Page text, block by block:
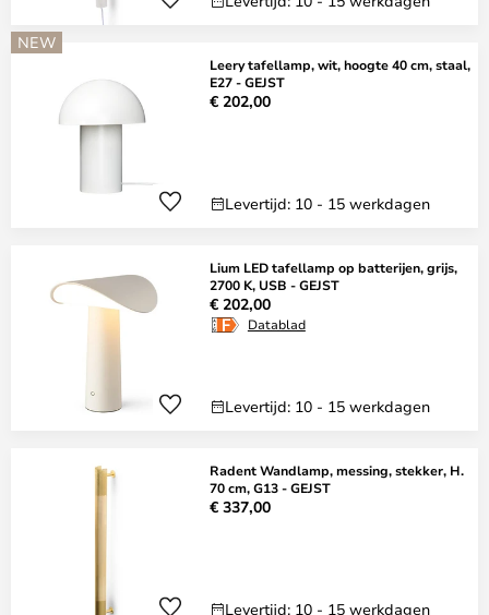
NEW
Leery tafellamp, wit, hoogte 40 cm, staal,
E27 - GEJST
€ 202,00
Levertijd: 10 - 15 werkdagen
Lium LED tafellamp op batterijen, grijs,
2700 K, USB - GEJST
€ 202,00
Datablad
Levertijd: 10 - 15 werkdagen
Radent Wandlamp, messing, stekker, H.
70 cm, G13 - GEJST
€ 337,00
Levertijd: 10 - 15 werkdagen